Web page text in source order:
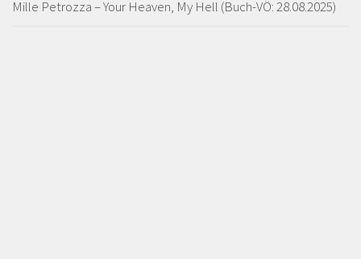
Mille Petrozza – Your Heaven, My Hell (Buch-VÖ: 28.08.2025)